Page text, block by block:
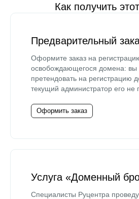
Как получить
Предварительный
Оформите заказ на
освобождающегося домена: вы
претендовать на регистрацию
текущий администратор его не
Оформить заказ
Услуга «Доменный
Специалисты Руцентра